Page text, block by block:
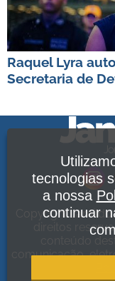
Raquel Lyra
Secretaria de
Copyright
direitos
conteúdo
comunicação,
tecnologias
a nossa
continuar